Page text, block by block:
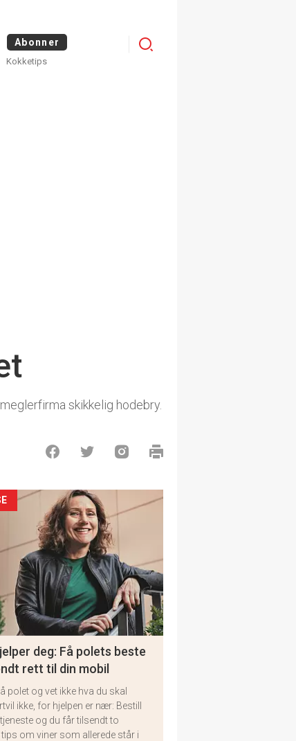
Abonner
Kokketips
Logg
skikkelig hodebry.
deg: Få polets beste
rett til din mobil
polet og vet ikke hva du skal
ikke, for hjelpen er nær: Bestill
og du får tilsendt to
tips om viner som allerede står i